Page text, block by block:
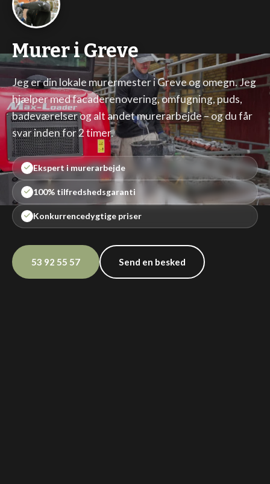
Murer i Greve
Jeg er din lokale murermester i Greve og omegn. Jeg
hjælper med facaderenovering, omfugning, puds,
badeværelser og alt andet murerarbejde – og du får
svar inden for 2 timer.
Ekspert i murerarbejde
100% tilfredshedsgaranti
Konkurrencedygtige priser
53 92 55 57 Send en besked